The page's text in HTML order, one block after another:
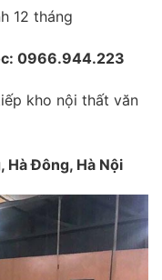
12 tháng
0966.944.223
kho nội thất văn
Hà Đông, Hà Nội